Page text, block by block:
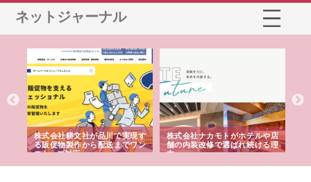
ネットジャーナル
株式会社耕文社が品川で実現す
る販促物製作から配送までワン
ストップ対応
株式会社ナカモトがホテルや店
舗の内装改修で選ばれ続ける理
由